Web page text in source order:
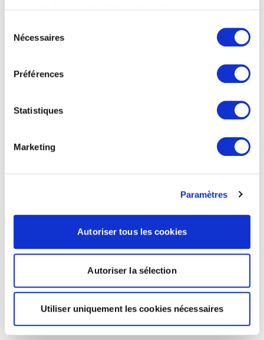
Nécessaires
Préférences
Statistiques
Marketing
Paramètres
Autoriser tous les cookies
Autoriser la sélection
Utiliser uniquement les cookies nécessaires